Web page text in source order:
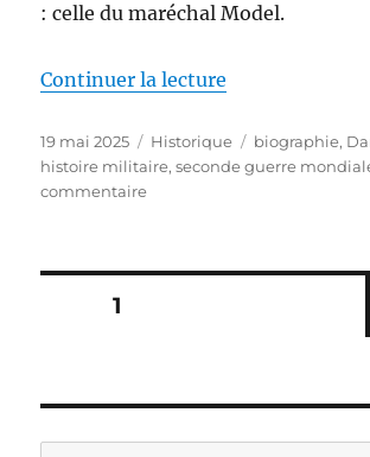
: celle du maréchal Model.
Continuer la lecture
Publié
le
19 mai 2025 Catégories
Historique Étiquettes
biographie,
histoire militaire,seconde guerre
commentairesur
Pagination
publications
PAGE1